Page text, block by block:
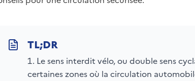
Le sens interdit vélo, ou double sens
certaines zones où la circulation